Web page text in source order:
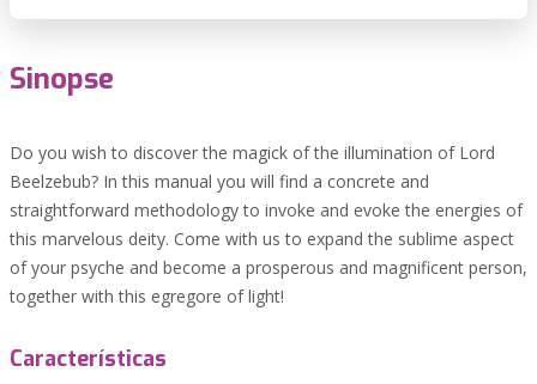
Sinopse
Do you wish to discover the magick of the illumination of Lord
Beelzebub? In this manual you will find a concrete and
straightforward methodology to invoke and evoke the energies of
this marvelous deity. Come with us to expand the sublime aspect
of your psyche and become a prosperous and magnificent person,
together with this egregore of light!
Características